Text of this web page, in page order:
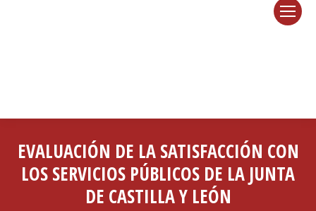
EVALUACIÓN DE LA SATISFACCIÓN CON
LOS SERVICIOS PÚBLICOS DE LA JUNTA
DE CASTILLA Y LEÓN